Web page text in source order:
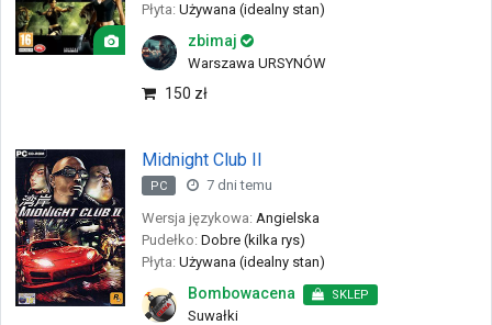
Płyta: Używana (idealny stan)
zbimaj
Warszawa URSYNÓW
150 zł
Midnight Club II
PC
7 dni temu
Wersja językowa: Angielska
Pudełko: Dobre (kilka rys)
Płyta: Używana (idealny stan)
Bombowacena SKLEP
Suwałki